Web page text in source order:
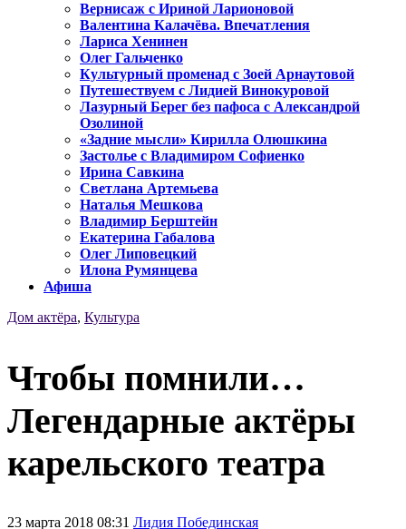
Вернисаж с Ириной Ларионовой
Валентина Калачёва. Впечатления
Лариса Хенинен
Олег Гальченко
Культурный променад с Зоей Арнаутовой
Путешествуем с Лидией Винокуровой
Лазурный Берег без пафоса с Александрой
Озолиной
«Задние мысли» Кирилла Олюшкина
Застолье с Владимиром Софиенко
Ирина Савкина
Светлана Артемьева
Наталья Мешкова
Владимир Берштейн
Екатерина Габалова
Олег Липовецкий
Илона Румянцева
Афиша
Дом актёра, Культура
Чтобы помнили…
Легендарные актёры
карельского театра
23 марта 2018 08:31 Лидия Побединская